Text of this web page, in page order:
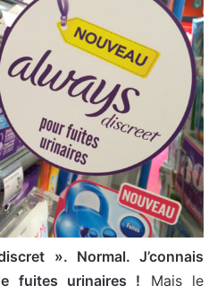
». Normal. J’connais
fuites urinaires ! Mais le